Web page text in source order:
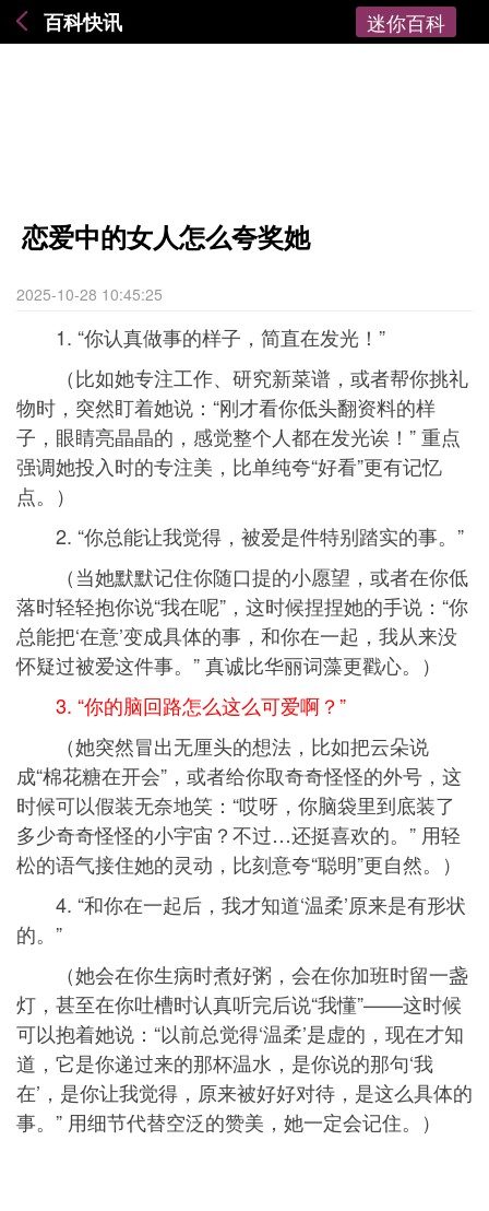
百科快讯 迷你百科
恋爱中的女人怎么夸奖她
2025-10-28 10:45:25
1. “你认真做事的样子，简直在发光！”
（比如她专注工作、研究新菜谱，或者帮你挑礼
物时，突然盯着她说：“刚才看你低头翻资料的样
子，眼睛亮晶晶的，感觉整个人都在发光诶！” 重点
强调她投入时的专注美，比单纯夸“好看”更有记忆
点。）
2. “你总能让我觉得，被爱是件特别踏实的事。”
（当她默默记住你随口提的小愿望，或者在你低
落时轻轻抱你说“我在呢”，这时候捏捏她的手说：“你
总能把‘在意’变成具体的事，和你在一起，我从来没
怀疑过被爱这件事。” 真诚比华丽词藻更戳心。）
3. “你的脑回路怎么这么可爱啊？”
（她突然冒出无厘头的想法，比如把云朵说
成“棉花糖在开会”，或者给你取奇奇怪怪的外号，这
时候可以假装无奈地笑：“哎呀，你脑袋里到底装了
多少奇奇怪怪的小宇宙？不过…还挺喜欢的。” 用轻
松的语气接住她的灵动，比刻意夸“聪明”更自然。）
4. “和你在一起后，我才知道‘温柔’原来是有形状
的。”
（她会在你生病时煮好粥，会在你加班时留一盏
灯，甚至在你吐槽时认真听完后说“我懂”——这时候
可以抱着她说：“以前总觉得‘温柔’是虚的，现在才知
道，它是你递过来的那杯温水，是你说的那句‘我
在’，是你让我觉得，原来被好好对待，是这么具体的
事。” 用细节代替空泛的赞美，她一定会记住。）